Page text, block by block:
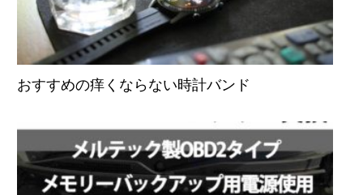
おすすめの痒くならない時計バンド